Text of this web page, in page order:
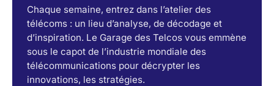
Chaque semaine, entrez dans l’atelier des
télécoms : un lieu d’analyse, de décodage et
d’inspiration. Le Garage des Telcos vous emmène
sous le capot de l’industrie mondiale des
télécommunications pour décrypter les
innovations, les stratégies.